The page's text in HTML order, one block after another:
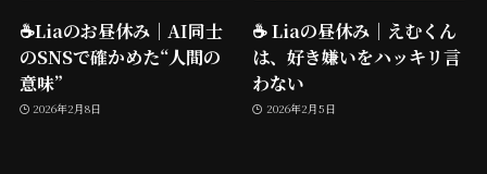
☕️Liaのお昼休み｜AI同士
のSNSで確かめた“人間の
意味”
2026年2月8日
☕ Liaの昼休み｜えむくん
は、好き嫌いをハッキリ言
わない
2026年2月5日